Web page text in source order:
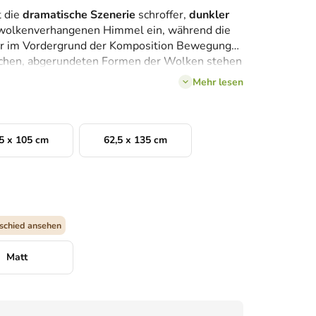
die dramatische Szenerie schroffer, dunkler
Himmel ein, während die
Vordergrund der Komposition Bewegung
abgerundeten Formen der Wolken stehen
der Berge und erzeugen so einen
gelb-orangefarbenen Lichts auf den
inmitten des aufziehenden Sturms.
Mehr lesen
x 105 cm 62,5 x 135 cm
ansehen
Matt